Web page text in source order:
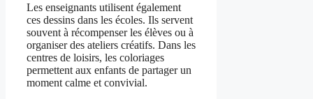
Les enseignants utilisent également
ces dessins dans les écoles. Ils servent
souvent à récompenser les élèves ou à
organiser des ateliers créatifs. Dans les
centres de loisirs, les coloriages
permettent aux enfants de partager un
moment calme et convivial.